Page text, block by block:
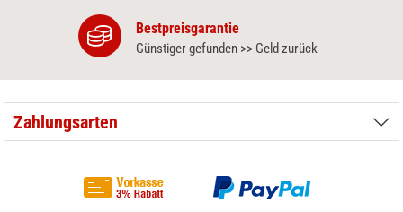
Bestpreisgarantie
Günstiger gefunden >> Geld zurück
Zahlungsarten